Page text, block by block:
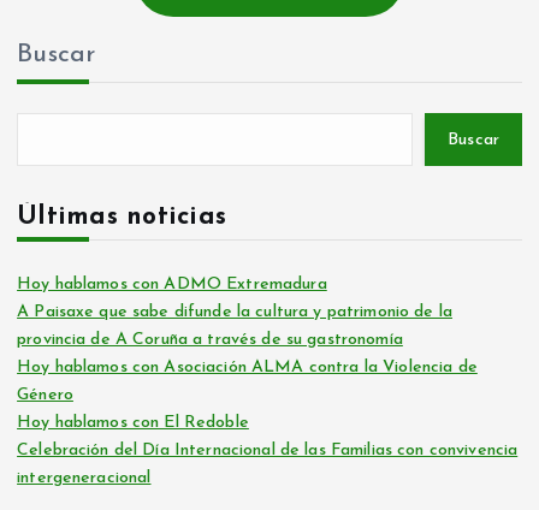
Buscar
Buscar
Últimas noticias
Hoy hablamos con ADMO Extremadura
A Paisaxe que sabe difunde la cultura y patrimonio de la
provincia de A Coruña a través de su gastronomía
Hoy hablamos con Asociación ALMA contra la Violencia de
Género
Hoy hablamos con El Redoble
Celebración del Día Internacional de las Familias con convivencia
intergeneracional